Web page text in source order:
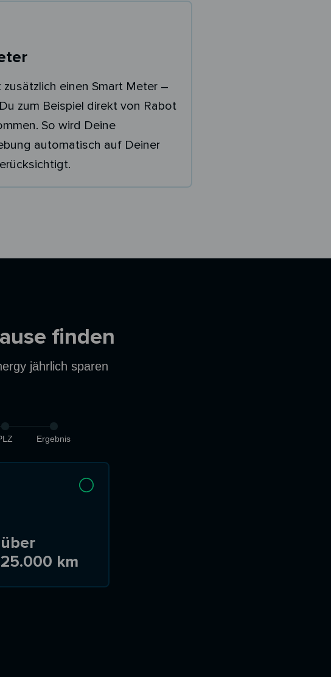
zusätzlich einen Smart Meter –
zum Beispiel direkt von Rabot
So wird Deine
automatisch auf Deiner
finden
jährlich sparen
Ergebnis
über
25.000 km